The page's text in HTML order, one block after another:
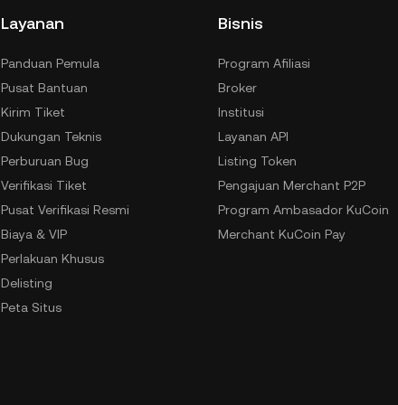
Layanan
Panduan Pemula
Pusat Bantuan
Kirim Tiket
Dukungan Teknis
Perburuan Bug
Verifikasi Tiket
Pusat Verifikasi Resmi
Biaya & VIP
Perlakuan Khusus
Delisting
Peta Situs
Bisnis
Program Afiliasi
Broker
Institusi
Layanan API
Listing Token
Pengajuan Merchant P2P
Program Ambasador KuCoin
Merchant KuCoin Pay